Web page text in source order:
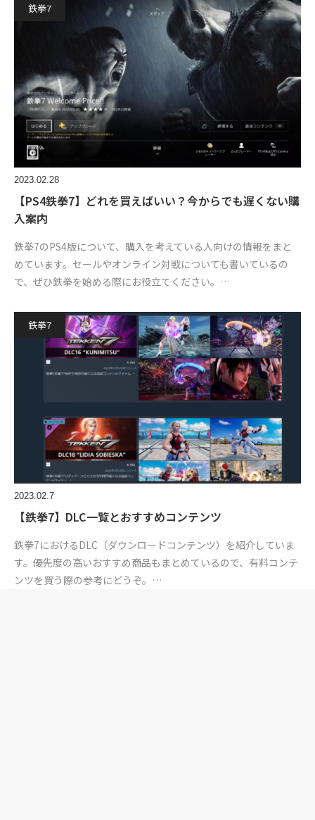
鉄拳7
2023.02.28
【PS4鉄拳7】どれを買えばいい？今からでも遅くない購
入案内
鉄拳7のPS4版について、購入を考えている人向けの情報をまと
めています。セールやオンライン対戦についても書いているの
で、ぜひ鉄拳を始める際にお役立てください。…
鉄拳7
2023.02.7
【鉄拳7】DLC一覧とおすすめコンテンツ
鉄拳7におけるDLC（ダウンロードコンテンツ）を紹介していま
す。優先度の高いおすすめ商品もまとめているので、有料コンテ
ンツを買う際の参考にどうぞ。…